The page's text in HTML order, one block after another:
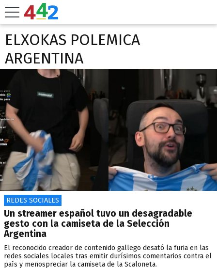
ELXOKAS POLEMICA
ARGENTINA
REDES SOCIALES
Un streamer español tuvo un desagradable
gesto con la camiseta de la Selección
Argentina
El reconocido creador de contenido gallego desató la furia en las
redes sociales locales tras emitir durísimos comentarios contra el
país y menospreciar la camiseta de la Scaloneta.